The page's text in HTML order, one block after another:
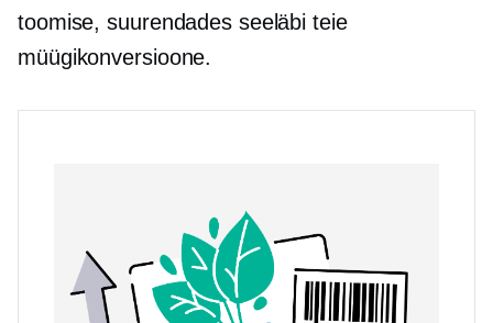
toomise, suurendades seeläbi teie
müügikonversioone.